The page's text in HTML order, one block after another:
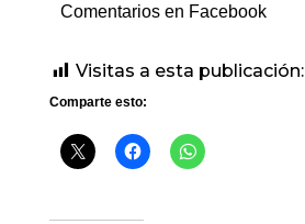
Comentarios en Facebook
Visitas a esta publicación:
Comparte esto: